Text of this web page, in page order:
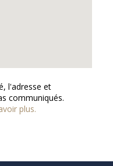
l'adresse et
communiqués.
plus.